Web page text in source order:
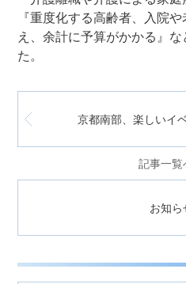
『重度化する高齢者、入院
え、余計に予算がかかる』
た。
京都南部、楽しいイ
記事一覧
お知